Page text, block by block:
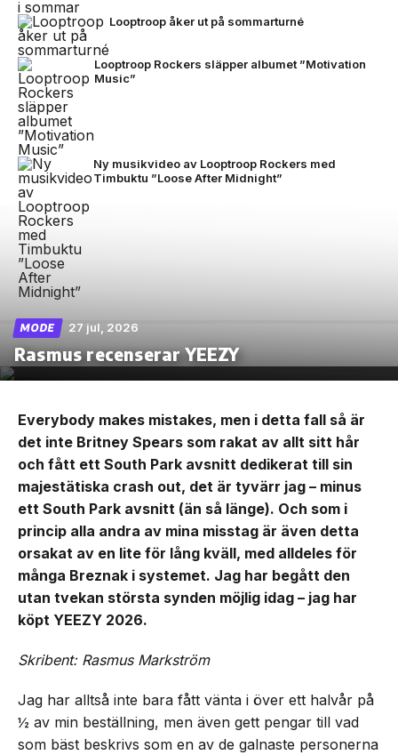
Looptroop åker ut på sommarturné
Looptroop Rockers släpper albumet ”Motivation
Music”
Ny musikvideo av Looptroop Rockers med
Timbuktu ”Loose After Midnight”
MODE 27 jul, 2026
Rasmus recenserar YEEZY
Everybody makes mistakes, men i detta fall så är
det inte Britney Spears som rakat av allt sitt hår
och fått ett South Park avsnitt dedikerat till sin
majestätiska crash out, det är tyvärr jag – minus
ett South Park avsnitt (än så länge). Och som i
princip alla andra av mina misstag är även detta
orsakat av en lite för lång kväll, med alldeles för
många Breznak i systemet. Jag har begått den
utan tvekan största synden möjlig idag – jag har
köpt YEEZY 2026.
Skribent: Rasmus Markström
Jag har alltså inte bara fått vänta i över ett halvår på
½ av min beställning, men även gett pengar till vad
som bäst beskrivs som en av de galnaste personerna